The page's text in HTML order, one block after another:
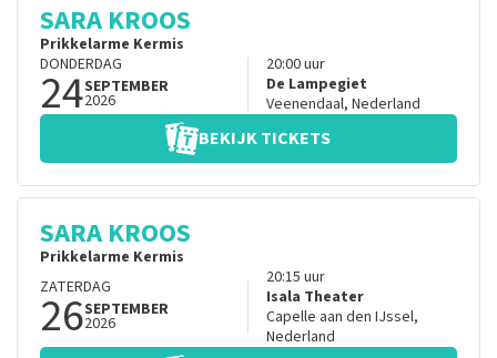
SARA KROOS
Prikkelarme Kermis
DONDERDAG
24SEPTEMBER
2026
20:00uur
De Lampegiet
Veenendaal, Nederland
BEKIJK TICKETS
SARA KROOS
Prikkelarme Kermis
ZATERDAG
26SEPTEMBER
2026
20:15 uur
Isala Theater
Capelle aan den IJssel,
Nederland